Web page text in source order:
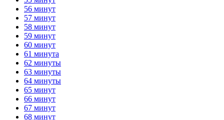
56 минут
57 минут
58 минут
59 минут
60 минут
61 минута
62 минуты
63 минуты
64 минуты
65 минут
66 минут
67 минут
68 минут